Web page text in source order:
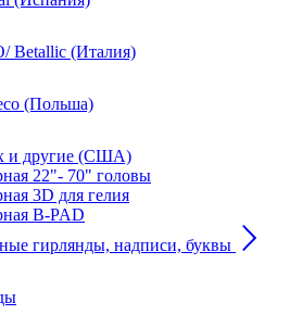
Betallic (Италия)
(Польша)
и другие (США)
22"- 70" головы
3D для гелия
B-PAD
гирлянды, надписи, буквы